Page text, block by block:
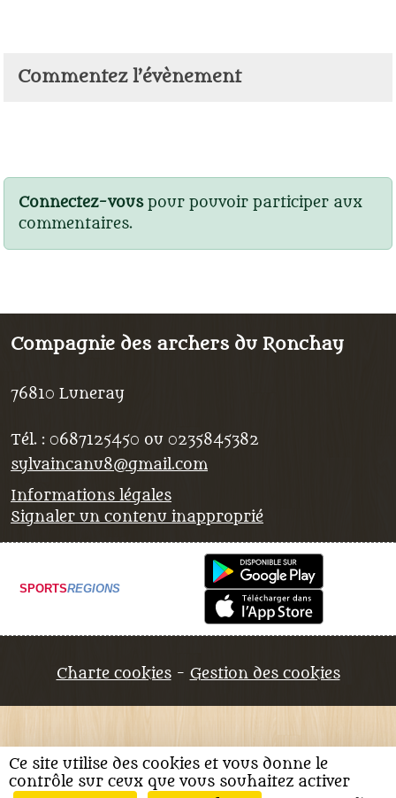
Commentez l’évènement
Connectez-vouspour pouvoir participer aux
commentaires.
Compagnie des archers du Ronchay
76810 Luneray
Tél. : 0687125450 ou 0235845382
sylvaincanu8@gmail.com
Informations légales
Signaler un contenu inapproprié
SPORTSREGIONS
Charte cookies Gestion des cookies
Ce site utilise des cookies et vous donne le
contrôle sur ceux que vous souhaitez activer